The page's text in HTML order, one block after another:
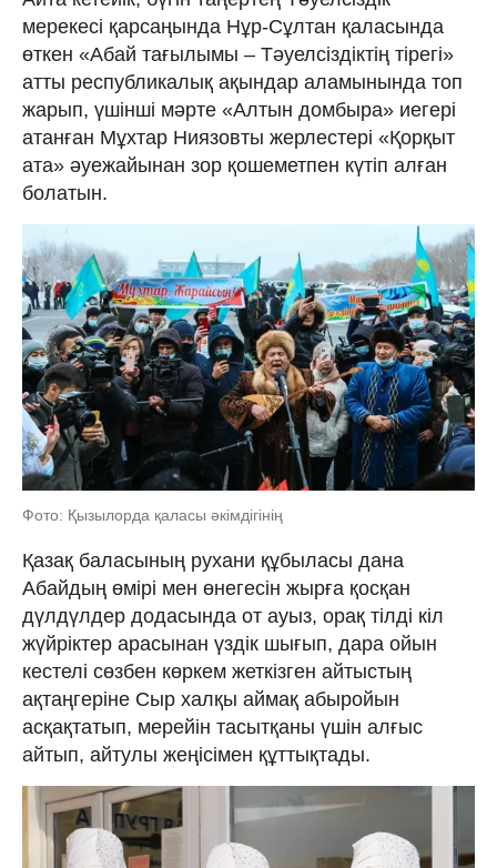
мерекесі қарсаңында Нұр-Сұлтан қаласында
өткен «Абай тағылымы – Тәуелсіздіктің тірегі»
атты республикалық ақындар аламынында топ
жарып, үшінші мәрте «Алтын домбыра» иегері
атанған Мұхтар Ниязовты жерлестері «Қорқыт
ата» әуежайынан зор қошеметпен күтіп алған
болатын.
Фото: Қызылорда қаласы әкімдігінің
Қазақ баласының рухани құбыласы дана
Абайдың өмірі мен өнегесін жырға қосқан
дүлдүлдер додасында от ауыз, орақ тілді кіл
жүйріктер арасынан үздік шығып, дара ойын
кестелі сөзбен көркем жеткізген айтыстың
ақтаңгеріне Сыр халқы аймақ абыройын
асқақтатып, мерейін тасытқаны үшін алғыс
айтып, айтулы жеңісімен құттықтады.